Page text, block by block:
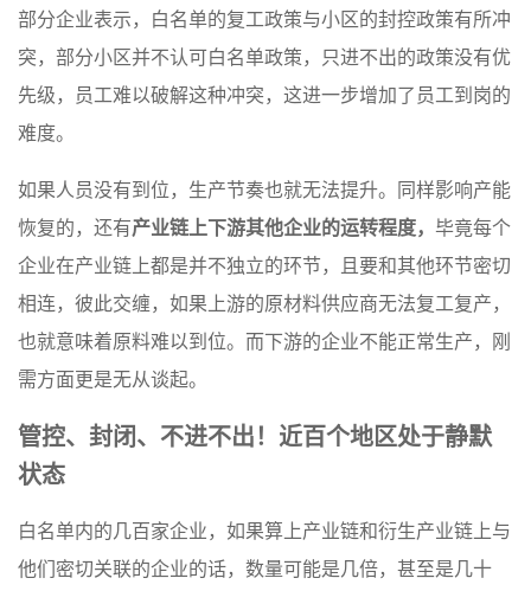
部分企业表示，白名单的复工政策与小区的封控政策有所冲
突，部分小区并不认可白名单政策，只进不出的政策没有优
先级，员工难以破解这种冲突，这进一步增加了员工到岗的
难度。
如果人员没有到位，生产节奏也就无法提升。同样影响产能
恢复的，还有产业链上下游其他企业的运转程度， 毕竟每个
企业在产业链上都是并不独立的环节，且要和其他环节密切
相连，彼此交缠，如果上游的原材料供应商无法复工复产，
也就意味着原料难以到位。而下游的企业不能正常生产，刚
需方面更是无从谈起。
管控、封闭、不进不出！近百个地区处于静默
状态
白名单内的几百家企业，如果算上产业链和衍生产业链上与
他们密切关联的企业的话，数量可能是几倍，甚至是几十